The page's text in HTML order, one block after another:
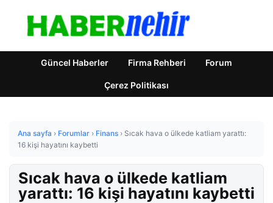
Güncel Haberler Firma Rehberi Forum
Çerez Politikası
Ana sayfa › Forumlar › Finans › Sıcak hava o ülkede katliam yarattı:
16 kişi hayatını kaybetti
Sıcak hava o ülkede katliam
yarattı: 16 kişi hayatını kaybetti